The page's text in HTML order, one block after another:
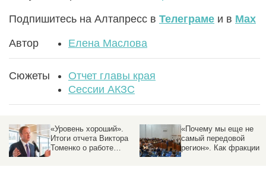
Подпишитесь на Алтапресс в Телеграме и в Max
Автор Елена Маслова
Сюжеты
Отчет главы края
Сессии АКЗС
«Уровень хороший».
Итоги отчета Виктора
Томенко о работе
«Почему мы еще не
самый передовой
регион». Как фракции